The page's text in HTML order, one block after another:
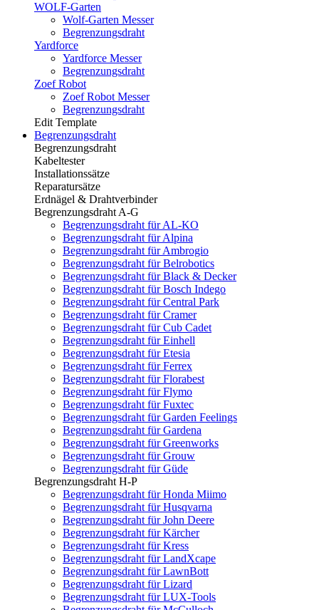
WOLF-Garten
Wolf-Garten Messer
Begrenzungsdraht
Yardforce
Yardforce Messer
Begrenzungsdraht
Zoef Robot
Zoef Robot Messer
Begrenzungsdraht
Edit Template
Begrenzungsdraht
Begrenzungsdraht
Kabeltester
Installationssätze
Reparatursätze
Erdnägel & Drahtverbinder
Begrenzungsdraht A-G
Begrenzungsdraht für AL-KO
Begrenzungsdraht für Alpina
Begrenzungsdraht für Ambrogio
Begrenzungsdraht für Belrobotics
Begrenzungsdraht für Black & Decker
Begrenzungsdraht für Bosch Indego
Begrenzungsdraht für Central Park
Begrenzungsdraht für Cramer
Begrenzungsdraht für Cub Cadet
Begrenzungsdraht für Einhell
Begrenzungsdraht für Etesia
Begrenzungsdraht für Ferrex
Begrenzungsdraht für Florabest
Begrenzungsdraht für Flymo
Begrenzungsdraht für Fuxtec
Begrenzungsdraht für Garden Feelings
Begrenzungsdraht für Gardena
Begrenzungsdraht für Greenworks
Begrenzungsdraht für Grouw
Begrenzungsdraht für Güde
Begrenzungsdraht H-P
Begrenzungsdraht für Honda Miimo
Begrenzungsdraht für Husqvarna
Begrenzungsdraht für John Deere
Begrenzungsdraht für Kärcher
Begrenzungsdraht für Kress
Begrenzungsdraht für LandXcape
Begrenzungsdraht für LawnBott
Begrenzungsdraht für Lizard
Begrenzungsdraht für LUX-Tools